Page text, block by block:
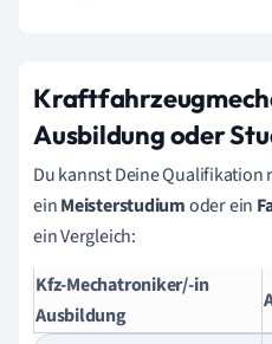
Ausbildung oder
Du kannst Deine
einMeisterstudiumoder ein
ein Vergleich:
Kfz-Mechatroniker/-in
Ausbildung